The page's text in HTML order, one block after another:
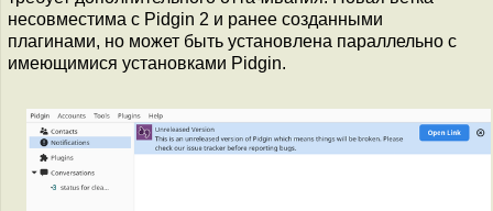
несовместима с Pidgin 2 и ранее созданными
плагинами, но может быть установлена параллельно с
имеющимися установками Pidgin.